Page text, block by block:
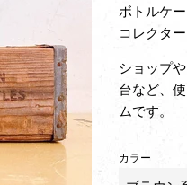
ボトルケ
コレクタ
ショップ
台など、
ムです。
カラー